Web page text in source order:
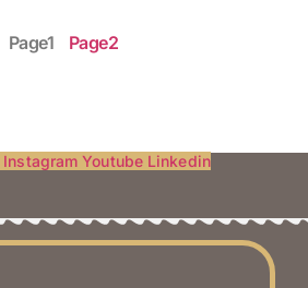
Page1 Page2
Instagram Youtube Linkedin